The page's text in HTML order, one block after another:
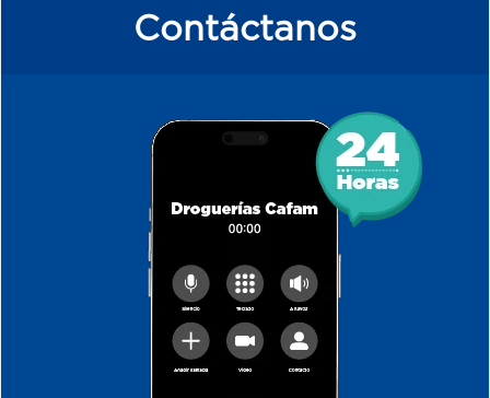
Contáctanos